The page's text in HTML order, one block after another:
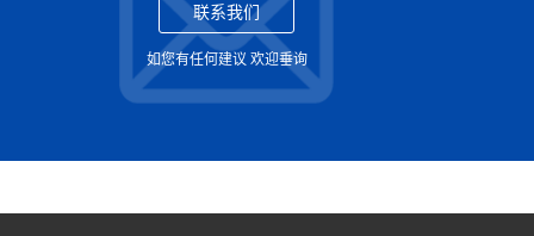
联系我们
如您有任何建议 欢迎垂询